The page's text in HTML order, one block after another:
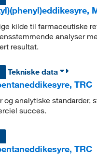
kilde til farmaceutiske
analyser
resultat.
Tekniske data
TRC
analytiske standarder,
succes.
TRC